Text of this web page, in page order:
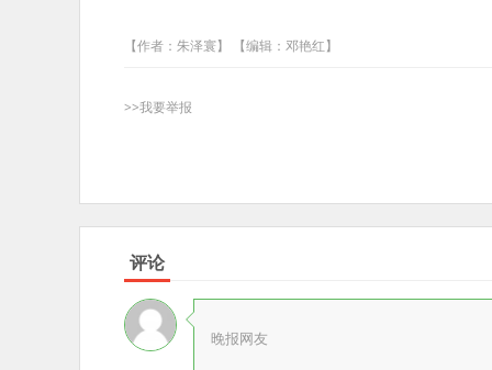
【作者：朱泽寰】 【编辑：邓艳红】
>>我要举报
评论
晚报网友